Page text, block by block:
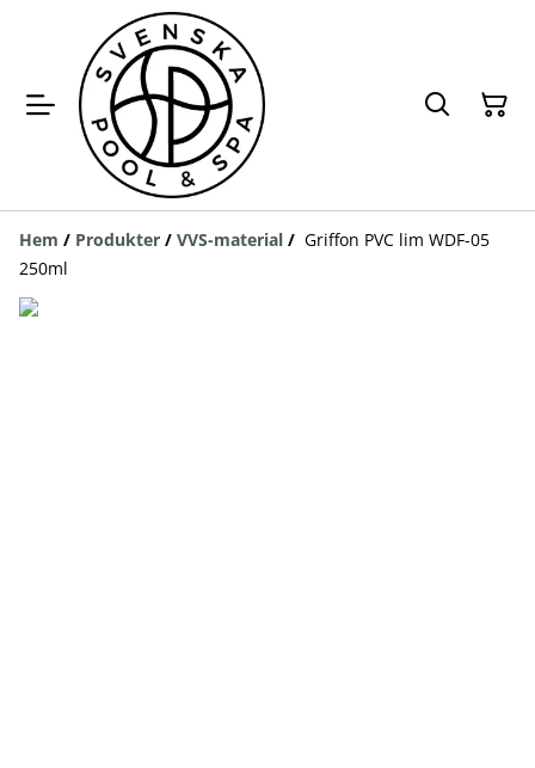
Hem / Produkter / VVS-material / Griffon PVC lim WDF-05
250ml